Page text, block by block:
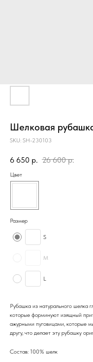
Шелковая
SKU: SH-230103
6 650 р. 26 600 р.
Цвет
Размер
S
M
L
Рубашка из натурального шелка
которые форминуют изящный
ажурными пуговицами, которые
другу, что делает эту рубашку
Состав: 100% шелк